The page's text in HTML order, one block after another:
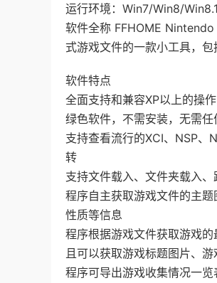
运行环境：Win7/Win8/
软件全称 FFHOME
式游戏文件的一款小工具，包
软件特点
全面支持和兼容XP以上的操
绿色软件，不需安装，无需
支持查看流行的XCI、NSP、
转
支持文件载入、文件夹载入
程序自主获取游戏文件的主
性质等信息
程序根据游戏文件获取游戏
且可以获取游戏标题图片、
程序可导出游戏收集情况一